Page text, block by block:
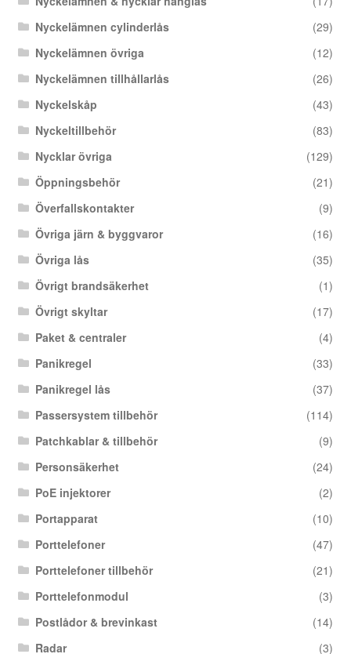
Nyckelämnen cylinderlås
(29)
Nyckelämnen övriga
(12)
Nyckelämnen tillhållarlås
(26)
Nyckelskåp
(43)
Nyckeltillbehör
(83)
Nycklar övriga
(129)
Öppningsbehör
(21)
Överfallskontakter
(9)
Övriga järn & byggvaror
(16)
Övriga lås
(35)
Övrigt brandsäkerhet
(1)
Övrigt skyltar
(17)
Paket & centraler
(4)
Panikregel
(33)
Panikregel lås
(37)
Passersystem tillbehör
(114)
Patchkablar & tillbehör
(9)
Personsäkerhet
(24)
PoE injektorer
(2)
Portapparat
(10)
Porttelefoner
(47)
Porttelefoner tillbehör
(21)
Porttelefonmodul
(3)
Postlådor & brevinkast
(14)
Radar
(3)